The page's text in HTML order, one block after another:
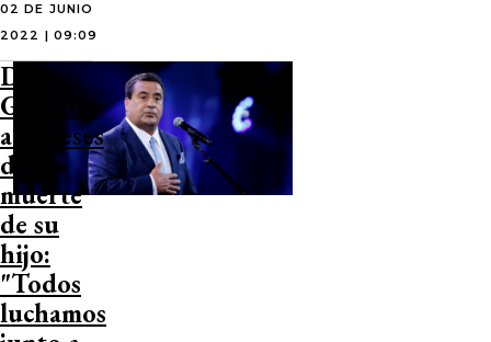
02 DE JUNIO
2022 | 09:09
Dino
Gordillo
a 2 meses
de la
muerte
de su
hijo:
"Todos
luchamos